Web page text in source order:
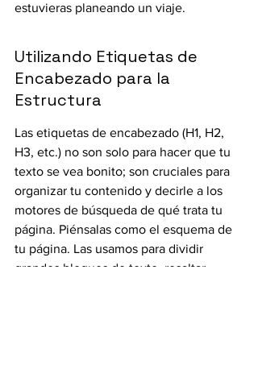
estuvieras planeando un viaje.
Utilizando Etiquetas de
Encabezado para la
Estructura
Las etiquetas de encabezado (H1, H2,
H3, etc.) no son solo para hacer que tu
texto se vea bonito; son cruciales para
organizar tu contenido y decirle a los
motores de búsqueda de qué trata tu
página. Piénsalas como el esquema de
tu página. Las usamos para dividir
grandes bloques de texto, resaltar